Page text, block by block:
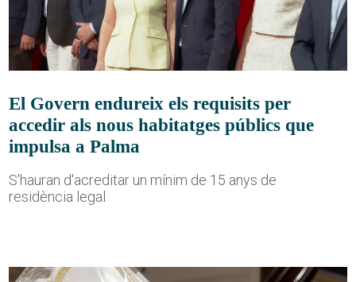
El Govern endureix els requisits per
accedir als nous habitatges públics que
impulsa a Palma
S'hauran d'acreditar un mínim de 15 anys de
residència legal